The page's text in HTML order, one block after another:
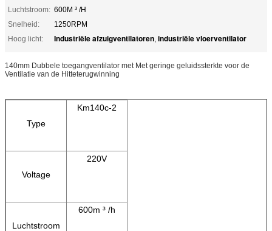
Luchtstroom: 600M ³ /H
Snelheid:
1250RPM
Hoog licht:
Industriële afzuigventilatoren, industriële vloerventilator
140mm Dubbele toegangventilator met Met geringe geluidssterkte voor de
Ventilatie van de Hitteterugwinning
Type
Km140c-2
Voltage
220V
Luchtstroom
600m ³ /h